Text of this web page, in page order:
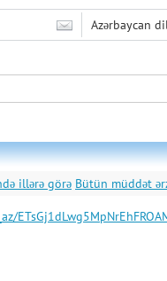
Azərbaycan
illərə görə Bütün müddət